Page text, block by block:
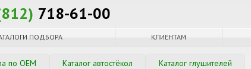
718-61-00
ПОДБОРА КЛИЕНТАМ
по OEM Каталог автостёкол Каталог глушителей